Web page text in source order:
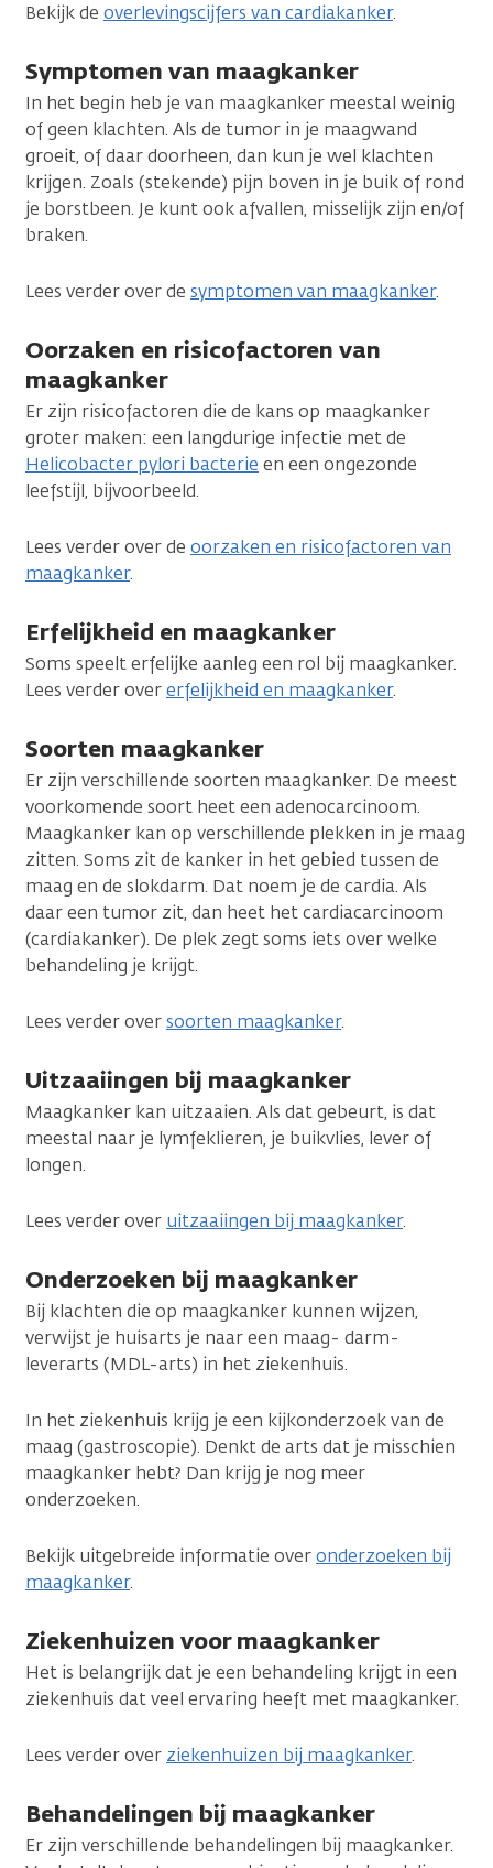
Bekijk de overlevingscijfers van cardiakanker.
Symptomen van maagkanker
In het begin heb je van maagkanker meestal weinig
of geen klachten. Als de tumor in je maagwand
groeit, of daar doorheen, dan kun je wel klachten
krijgen. Zoals (stekende) pijn boven in je buik of rond
je borstbeen. Je kunt ook afvallen, misselijk zijn en/of
braken.
Lees verder over de symptomen van maagkanker.
Oorzaken en risicofactoren van
maagkanker
Er zijn risicofactoren die de kans op maagkanker
groter maken: een langdurige infectie met de
Helicobacter pylori bacterie en een ongezonde
leefstijl, bijvoorbeeld.
Lees verder over de oorzaken en risicofactoren van
maagkanker.
Erfelijkheid en maagkanker
Soms speelt erfelijke aanleg een rol bij maagkanker.
Lees verder overerfelijkheid en maagkanker.
Soorten maagkanker
Er zijn verschillende soorten maagkanker. De meest
voorkomende soort heet een adenocarcinoom.
Maagkanker kan op verschillende plekken in je maag
zitten. Soms zit de kanker in het gebied tussen de
maag en de slokdarm. Dat noem je de cardia. Als
daar een tumor zit, dan heet het cardiacarcinoom
(cardiakanker). De plek zegt soms iets over welke
behandeling je krijgt.
Lees verder oversoorten maagkanker.
Uitzaaiingen bij maagkanker
Maagkanker kan uitzaaien. Als dat gebeurt, is dat
meestal naar je lymfeklieren, je buikvlies, lever of
longen.
Lees verder over uitzaaiingen bij maagkanker.
Onderzoeken bij maagkanker
Bij klachten die op maagkanker kunnen wijzen,
verwijst je huisarts je naar een maag- darm-
leverarts (MDL-arts) in het ziekenhuis.
In het ziekenhuis krijg je een kijkonderzoek van de
maag (gastroscopie). Denkt de arts dat je misschien
maagkanker hebt? Dan krijg je nog meer
onderzoeken.
Bekijk uitgebreide informatie overonderzoeken bij
maagkanker.
Ziekenhuizen voor maagkanker
Het is belangrijk dat je een behandeling krijgt in een
ziekenhuis dat veel ervaring heeft met maagkanker.
Lees verder over ziekenhuizen bij maagkanker.
Behandelingen bij maagkanker
Er zijn verschillende behandelingen bij maagkanker.